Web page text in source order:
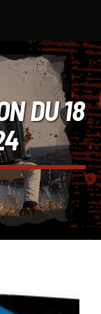
DU 18